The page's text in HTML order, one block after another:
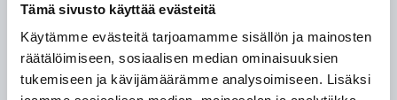
Tämä sivusto käyttää evästeitä
Käytämme evästeitä tarjoamamme sisällön ja mainosten
räätälöimiseen, sosiaalisen median ominaisuuksien
tukemiseen ja kävijämäärämme analysoimiseen. Lisäksi
nautitaan kahvit koulun ruokasalissa. Kahvien
jälkeen jatketaan kunnan brändityöpajan
merkeissä Korpisalissa.